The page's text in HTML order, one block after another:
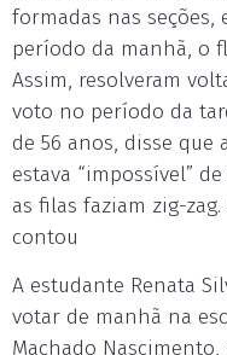
formadas nas seções,
período da manhã, o
Assim, resolveram
voto no período da
de 56 anos, disse que
estava “impossível”
as filas faziam zig-
contou
A estudante Renata
votar de manhã na
Machado Nascimento,